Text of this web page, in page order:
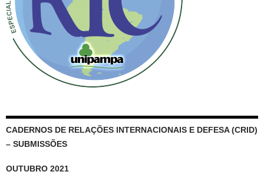
CADERNOS DE RELAÇÕES INTERNACIONAIS E DEFESA (CRID)
– SUBMISSÕES
OUTUBRO 2021